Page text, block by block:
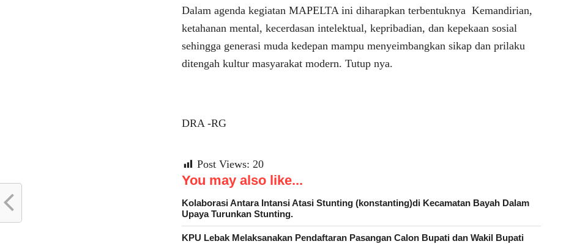
Dalam agenda kegiatan MAPELTA ini diharapkan terbentuknya Kemandirian,
ketahanan mental, kecerdasan intelektual, kepribadian, dan kepekaan sosial
sehingga generasi muda kedepan mampu menyeimbangkan sikap dan prilaku
ditengah kultur masyarakat modern. Tutup nya.
DRA -RG
Post Views: 20
You may also like...
Kolaborasi Antara Intansi Atasi Stunting (konstanting)di Kecamatan Bayah Dalam
Upaya Turunkan Stunting.
KPU Lebak Melaksanakan Pendaftaran Pasangan Calon Bupati dan Wakil Bupati